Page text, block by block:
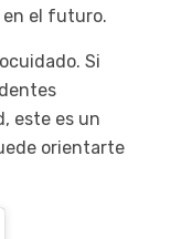
en el futuro.
Si
este es un
orientarte